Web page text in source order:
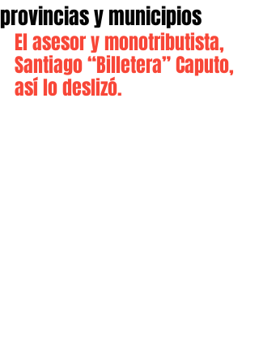
provincias y municipios
El asesor y monotributista,
Santiago “Billetera” Caputo,
así lo deslizó.